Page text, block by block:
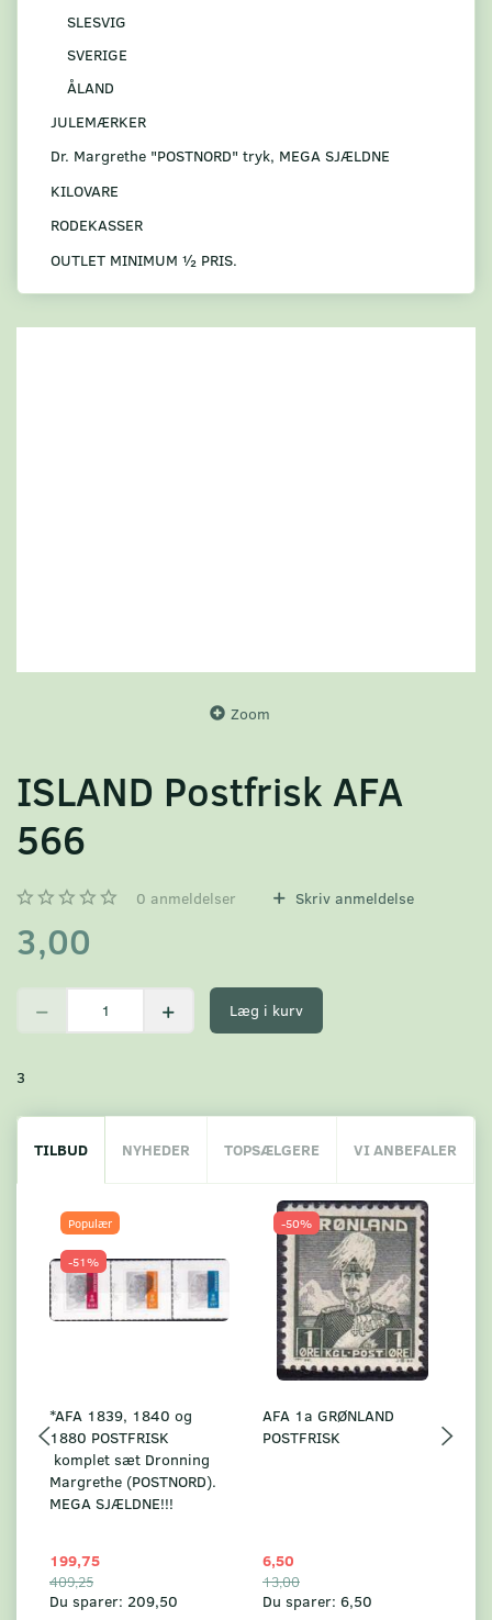
SLESVIG
SVERIGE
ÅLAND
JULEMÆRKER
Dr. Margrethe "POSTNORD" tryk, MEGA SJÆLDNE
KILOVARE
RODEKASSER
OUTLET MINIMUM ½ PRIS.
Zoom
ISLAND Postfrisk AFA
566
0 anmeldelser Skriv anmeldelse
3,00
Læg i kurv
3
TILBUD NYHEDER TOPSÆLGERE VI ANBEFALER
Populær
-51%
*AFA 1839, 1840 og
1880 POSTFRISK
komplet sæt Dronning
Margrethe (POSTNORD).
MEGA SJÆLDNE!!!
199,75
409,25
Du sparer: 209,50
-50%
AFA 1a GRØNLAND
POSTFRISK
6,50
13,00
Du sparer: 6,50